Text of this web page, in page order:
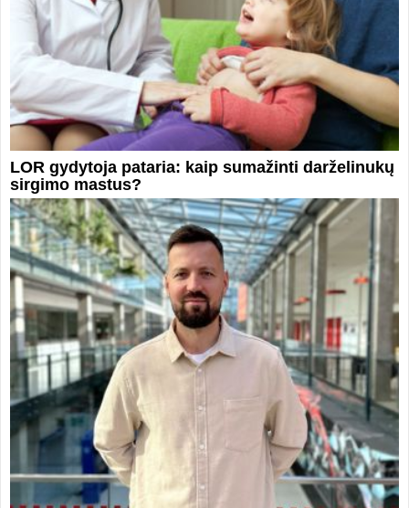
LOR gydytoja pataria: kaip sumažinti darželinukų
sirgimo mastus?